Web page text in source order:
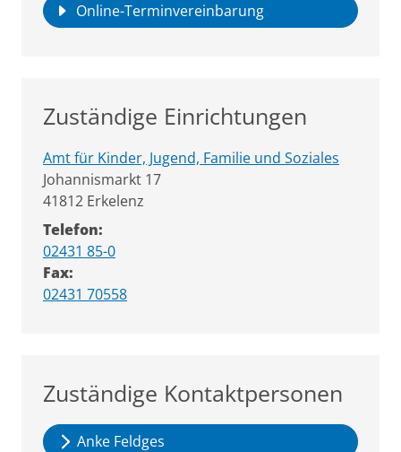
Online-Terminvereinbarung
Zuständige Einrichtungen
Amt für Kinder, Jugend, Familie und Soziales
Straße:
Johannismarkt Hausnummer:
17
PLZ:
41812 Ort:
Erkelenz
Telefon:
02431 85-0
Fax:
02431 70558
Zuständige Kontaktpersonen
Anke Feldges